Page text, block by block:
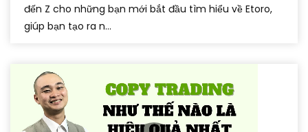
đến Z cho những bạn mới bắt đầu tìm hiểu về Etoro,
giúp bạn tạo ra n...